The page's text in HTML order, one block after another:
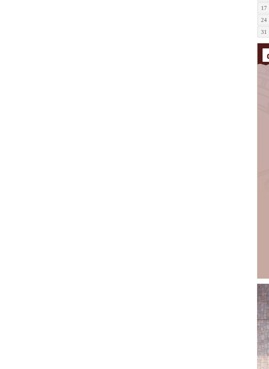
17
24
31